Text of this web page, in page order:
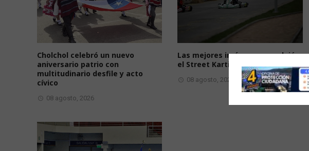
Cholchol celebró un nuevo
aniversario patrio con
multitudinario desfile y acto
cívico
08 agosto, 2026
Las mejores imágenes que dejó
el Street Karting 2025 en Temuco
08 agosto, 2026